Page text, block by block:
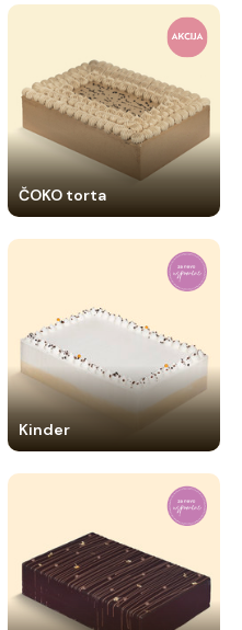
ČOKO torta
Kinder